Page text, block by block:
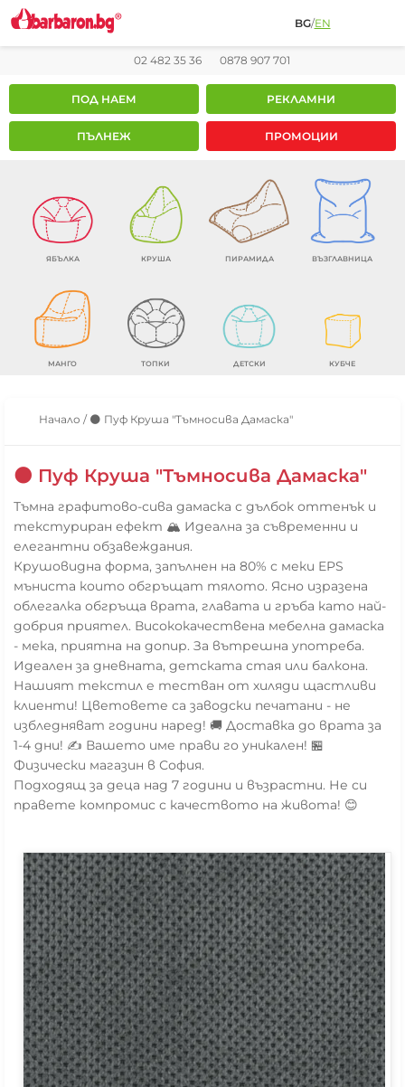
BG/EN
02 482 35 36 0878 907 701
ПОД НАЕМ РЕКЛАМНИ
ПЪЛНЕЖ ПРОМОЦИИ
ЯБЪЛКА КРУША ПИРАМИДА ВЪЗГЛАВНИЦА
МАНГО ТОПКИ ДЕТСКИ КУБЧЕ
Начало / 🌑 Пуф Круша "Тъмносива Дамаска"
🌑 Пуф Круша "Тъмносива Дамаска"
Тъмна графитово-сива дамаска с дълбок оттенък и
текстуриран ефект 🏔️ Идеална за съвременни и
елегантни обзавеждания.
Крушовидна форма, запълнен на 80% с меки EPS
мъниста които обгръщат тялото. Ясно изразена
облегалка обгръща врата, главата и гръба като най-
добрия приятел. Висококачествена мебелна дамаска
- мека, приятна на допир. За вътрешна употреба.
Идеален за дневната, детската стая или балкона.
Нашият текстил е тестван от хиляди щастливи
клиенти! Цветовете са заводски печатани - не
избледняват години наред! 🚚 Доставка до врата за
1-4 дни! ✍️ Вашето име прави го уникален! 🏪
Физически магазин в София.
Подходящ за деца над 7 години и възрастни. Не си
правете компромис с качеството на живота! 😊